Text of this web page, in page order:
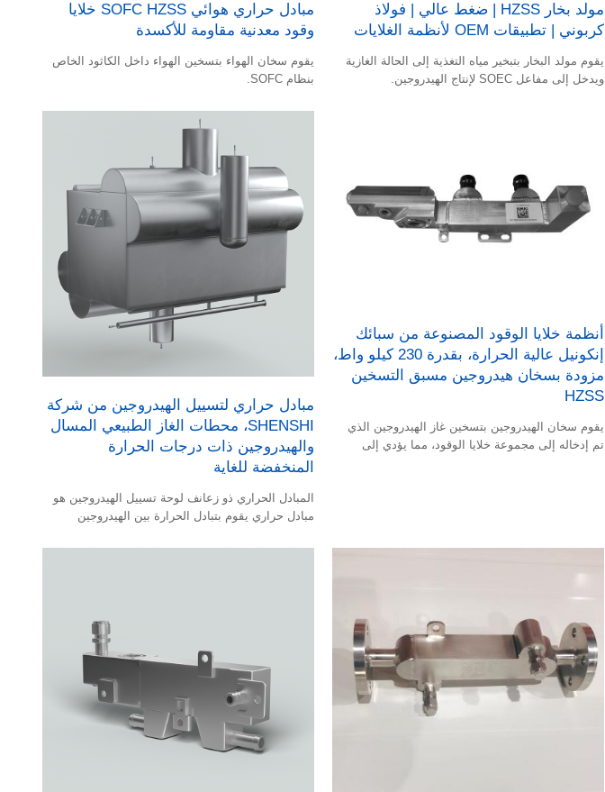
مولد بخار HZSS | ضغط عالي | فولاذ
كربوني | تطبيقات OEM لأنظمة الغلايات
يقوم مولد البخار بتبخير مياه التغذية إلى الحالة الغازية
ويدخل إلى مفاعل SOEC لإنتاج الهيدروجين.
مبادل حراري هوائي SOFC HZSS خلايا
وقود معدنية مقاومة للأكسدة
يقوم سخان الهواء بتسخين الهواء داخل الكاثود الخاص
بنظام SOFC.
أنظمة خلايا الوقود المصنوعة من سبائك
إنكونيل عالية الحرارة، بقدرة 230 كيلو واط،
مزودة بسخان هيدروجين مسبق التسخين
HZSS
يقوم سخان الهيدروجين بتسخين غاز الهيدروجين الذي
تم إدخاله إلى مجموعة خلايا الوقود، مما يؤدي إلى
مبادل حراري لتسييل الهيدروجين من شركة
SHENSHI، محطات الغاز الطبيعي المسال
والهيدروجين ذات درجات الحرارة
المنخفضة للغاية
المبادل الحراري ذو زعانف لوحة تسييل الهيدروجين هو
مبادل حراري يقوم بتبادل الحرارة بين الهيدروجين